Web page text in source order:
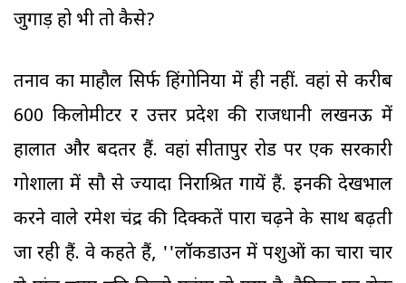
जुगाड़ हो भी तो कैसे?
तनाव का माहौल सिर्फ हिंगोनिया में ही नहीं. वहां से करीब
600 किलोमीटर दूर उत्तर प्रदेश की राजधानी लखनऊ में
हालात और बदतर हैं. वहां सीतापुर रोड पर एक सरकारी
गोशाला में सौ से ज्यादा निराश्रित गायें हैं. इनकी देखभाल
करने वाले रमेश चंद्र की दिक्कतें पारा चढ़ने के साथ बढ़ती
जा रही हैं. वे कहते हैं, ''लॉकडाउन में पशुओं का चारा चार